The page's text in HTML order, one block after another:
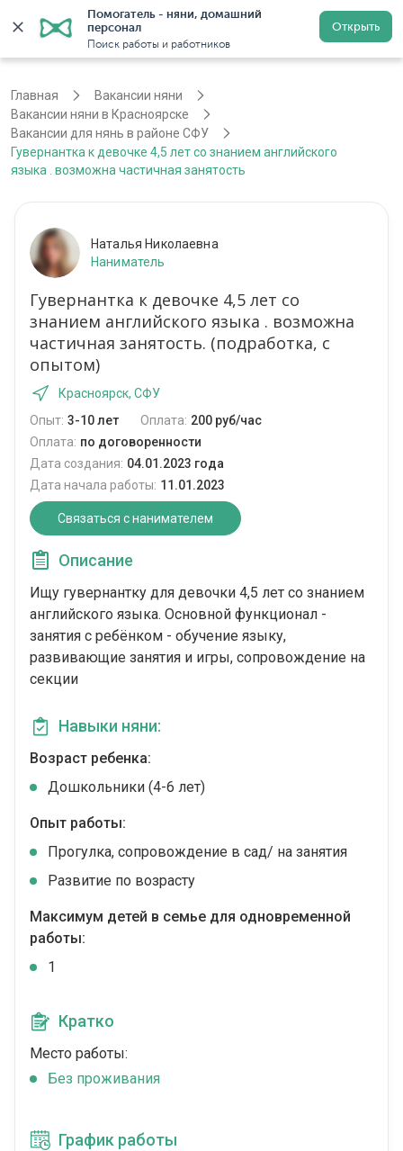
Помогатель - няни, домашний
персонал
Поиск работы и работников
Открыть
Красноярск Регистрация
Главная
Вакансии няни
Вакансии няни в Красноярске
Вакансии для нянь в районе СФУ
Гувернантка к девочке 4,5 лет со знанием английского
языка . возможна частичная занятость
Наталья Николаевна
Наниматель
Гувернантка к девочке 4,5 лет со
знанием английского языка . возможна
частичная занятость. (подработка, с
опытом)
Красноярск, СФУ
Опыт: 3-10 лет Оплата: 200 руб/час
Оплата: по договоренности
Дата создания: 04.01.2023 года
Дата начала работы: 11.01.2023
Связаться с нанимателем
Описание
Ищу гувернантку для девочки 4,5 лет со знанием
английского языка. Основной функционал -
занятия с ребёнком - обучение языку,
развивающие занятия и игры, сопровождение на
секции
Навыки няни:
Возраст ребенка:
Дошкольники (4-6 лет)
Опыт работы:
Прогулка, сопровождение в сад/ на занятия
Развитие по возрасту
Максимум детей в семье для одновременной
работы:
1
Кратко
Место работы:
Без проживания
График работы